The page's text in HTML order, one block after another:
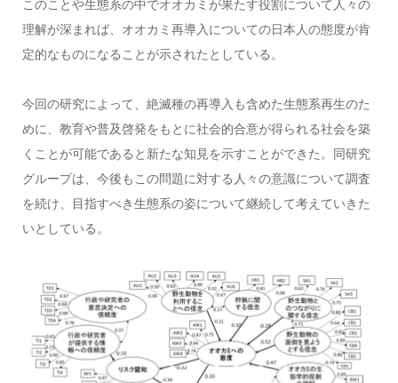
このことや生態系の中でオオカミが果たす役割について人々の
理解が深まれば、オオカミ再導入についての日本人の態度が肯
定的なものになることが示されたとしている。
今回の研究によって、絶滅種の再導入も含めた生態系再生のた
めに、教育や普及啓発をもとに社会的合意が得られる社会を築
くことが可能であると新たな知見を示すことができた。同研究
グループは、今後もこの問題に対する人々の意識について調査
を続け、目指すべき生態系の姿について継続して考えていきた
いとしている。